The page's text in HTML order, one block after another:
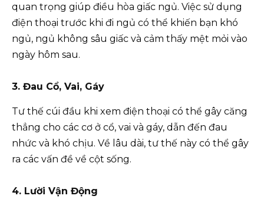
quan trọng giúp điều hòa giấc ngủ. Việc sử dụng
điện thoại trước khi đi ngủ có thể khiến bạn khó
ngủ, ngủ không sâu giấc và cảm thấy mệt mỏi vào
ngày hôm sau.
3. Đau Cổ, Vai, Gáy
Tư thế cúi đầu khi xem điện thoại có thể gây căng
thẳng cho các cơ ở cổ, vai và gáy, dẫn đến đau
nhức và khó chịu. Về lâu dài, tư thế này có thể gây
ra các vấn đề về cột sống.
4. Lười Vận Động